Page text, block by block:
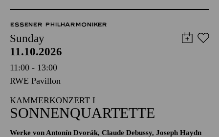
ESSENER PHILHARMONIKER
Sunday
11.10.2026
11:00 - 13:00
RWE Pavillon
KAMMERKONZERT I
SONNENQUARTETTE
Werke von Antonín Dvorák, Claude Debussy, Joseph Haydn